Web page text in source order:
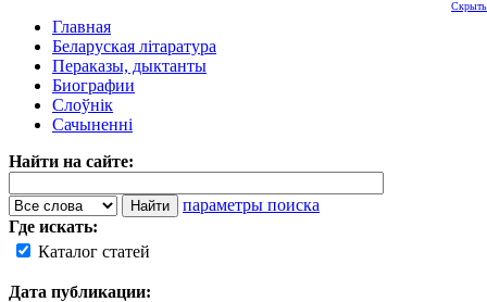
Главная
Беларуская літаратура
Пераказы, дыктанты
Биографии
Слоўнік
Сачыненні
Найти на сайте:
параметры поиска
Где искать:
Каталог статей
Дата публикации:
Скрыть